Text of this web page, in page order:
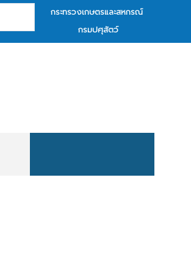
กระทรวงเกษตรและสหกรณ์
กรมปศุสัตว์